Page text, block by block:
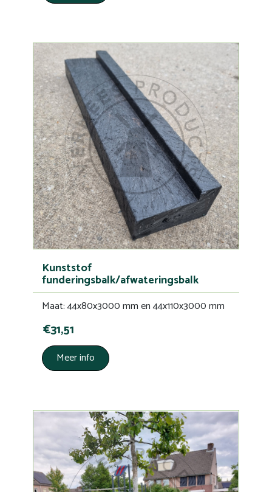
Kunststof
funderingsbalk/afwateringsbalk
Maat: 44x80x3000 mm en 44x110x3000 mm
€31,51
Meer info